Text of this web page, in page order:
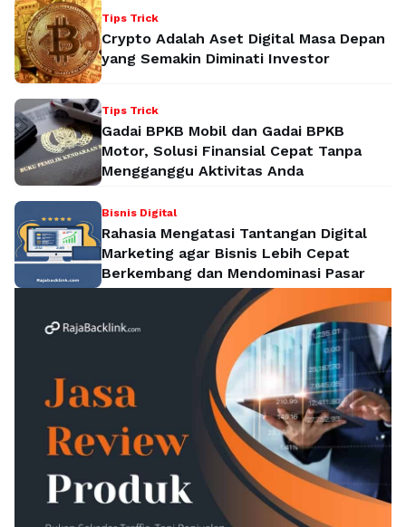
Tips Trick
Crypto Adalah Aset Digital Masa Depan
yang Semakin Diminati Investor
Tips Trick
Gadai BPKB Mobil dan Gadai BPKB
Motor, Solusi Finansial Cepat Tanpa
Mengganggu Aktivitas Anda
Bisnis Digital
Rahasia Mengatasi Tantangan Digital
Marketing agar Bisnis Lebih Cepat
Berkembang dan Mendominasi Pasar